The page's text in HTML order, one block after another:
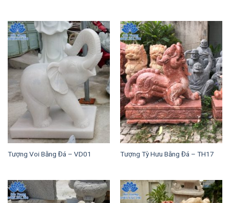
Tượng Voi Bằng Đá – VD01 Tượng Tỳ Hưu Bằng Đá – TH17